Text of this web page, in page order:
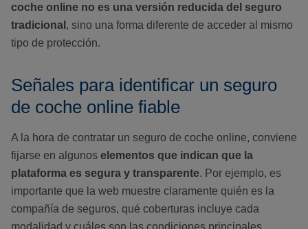
coche online no es una versión reducida del seguro
tradicional , sino una forma diferente de acceder al mismo
tipo de protección.
Señales para identificar un seguro
de coche online fiable
A la hora de contratar un seguro de coche online, conviene
fijarse en algunos elementos que indican que la
plataforma es segura y transparente. Por ejemplo, es
importante que la web muestre claramente quién es la
compañía de seguros, qué coberturas incluye cada
modalidad y cuáles son las condiciones principales.